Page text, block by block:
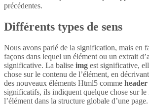
précédentes.
Différents types de sens
Nous avons parlé de la signification, mais en
façons dans lequel un élément ou un extrait
significative. La balise img est significative,
chose sur le contenu de l’élément, en
des nouveaux éléments Html5 comme header
significatifs, ils indiquent quelque chose sur le
l’élément dans la structure globale d’une page.